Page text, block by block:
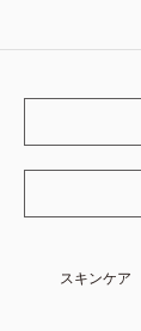
スキンケア